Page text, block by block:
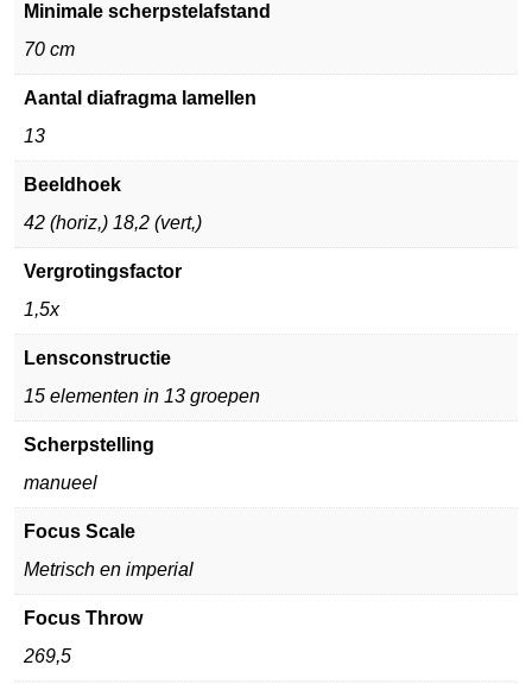
Minimale scherpstelafstand
70 cm
Aantal diafragma lamellen
13
Beeldhoek
42 (horiz,) 18,2 (vert,)
Vergrotingsfactor
1,5x
Lensconstructie
15 elementen in 13 groepen
Scherpstelling
manueel
Focus Scale
Metrisch en imperial
Focus Throw
269,5